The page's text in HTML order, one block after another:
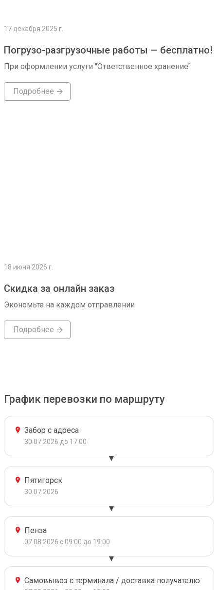
17 декабря 2025 г.
Погрузо-разгрузочные работы — бесплатно!
При оформлении услуги "Ответственное хранение"
Подробнее
18 июня 2026 г.
Скидка за онлайн заказ
Экономьте на каждом отправлении
Подробнее
График перевозки по маршруту
Забор с адреса
30.07.2026 до 17:00
Пятигорск
30.07.2026
Пенза
07.08.2026 с 09:00 до 19:00
Самовывоз с терминала / доставка получателю